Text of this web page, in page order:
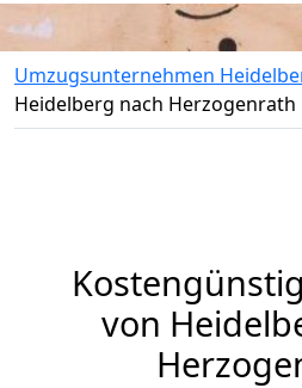
Umzugsunternehmen
Heidelberg nach Herzogenrath
von